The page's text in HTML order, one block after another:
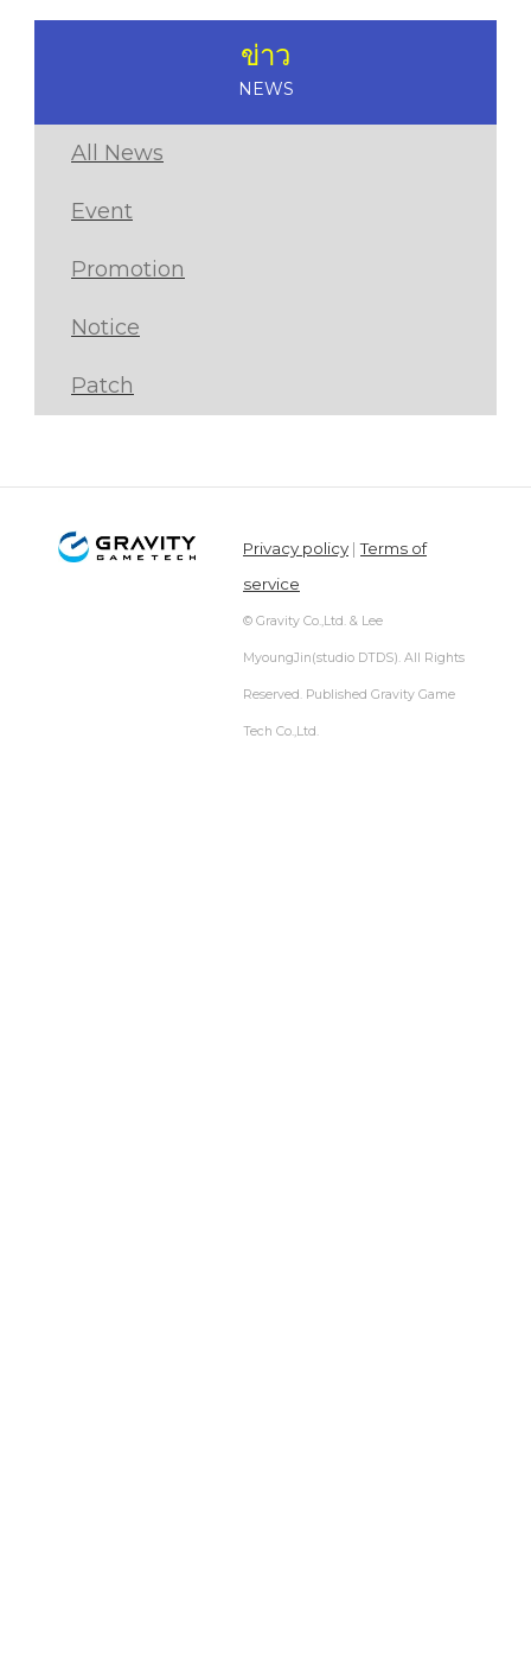
ข่าว
NEWS
All News
Event
Promotion
Notice
Patch
Privacy policy |Terms of
service
© Gravity Co.,Ltd. & Lee
MyoungJin(studio DTDS). All Rights
Reserved. Published Gravity Game
Tech Co.,Ltd.